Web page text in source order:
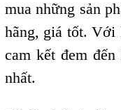
mua những sản
hãng, giá tốt. Với
cam kết đem
nhất.